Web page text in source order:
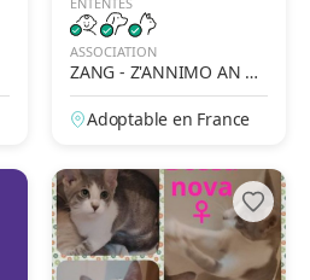
ASSOCIATION
ZANG - Z'ANNIMO AN N
OU GWADLOUP'
Adoptable en France